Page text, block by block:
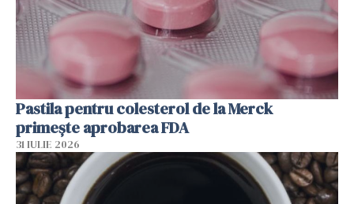
Pastila pentru colesterol de la Merck
primește aprobarea FDA
31 IULIE 2026